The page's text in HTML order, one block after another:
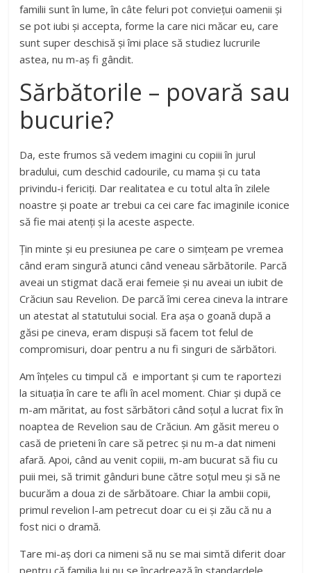
familii sunt în lume, în câte feluri pot conviețui oamenii și
se pot iubi și accepta, forme la care nici măcar eu, care
sunt super deschisă și îmi place să studiez lucrurile
astea, nu m-aș fi gândit.
Sărbătorile – povară sau
bucurie?
Da, este frumos să vedem imagini cu copiii în jurul
bradului, cum deschid cadourile, cu mama și cu tata
privindu-i fericiți. Dar realitatea e cu totul alta în zilele
noastre și poate ar trebui ca cei care fac imaginile iconice
să fie mai atenți și la aceste aspecte.
Țin minte și eu presiunea pe care o simțeam pe vremea
când eram singură atunci când veneau sărbătorile. Parcă
aveai un stigmat dacă erai femeie și nu aveai un iubit de
Crăciun sau Revelion. De parcă îmi cerea cineva la intrare
un atestat al statutului social. Era așa o goană după a
găsi pe cineva, eram dispuși să facem tot felul de
compromisuri, doar pentru a nu fi singuri de sărbători.
Am înțeles cu timpul că e important și cum te raportezi
la situația în care te afli în acel moment. Chiar și după ce
m-am măritat, au fost sărbători când soțul a lucrat fix în
noaptea de Revelion sau de Crăciun. Am găsit mereu o
casă de prieteni în care să petrec și nu m-a dat nimeni
afară. Apoi, când au venit copiii, m-am bucurat să fiu cu
puii mei, să trimit gânduri bune către soțul meu și să ne
bucurăm a doua zi de sărbătoare. Chiar la ambii copii,
primul revelion l-am petrecut doar cu ei și zău că nu a
fost nici o dramă.
Tare mi-aș dori ca nimeni să nu se mai simtă diferit doar
pentru că familia lui nu se încadrează în standardele